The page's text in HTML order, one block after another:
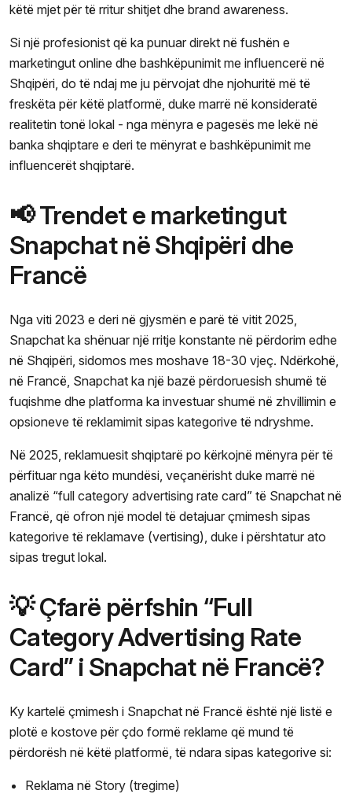
këtë mjet për të rritur shitjet dhe brand awareness.
Si një profesionist që ka punuar direkt në fushën e
marketingut online dhe bashkëpunimit me influencerë në
Shqipëri, do të ndaj me ju përvojat dhe njohuritë më të
freskëta për këtë platformë, duke marrë në konsideratë
realitetin tonë lokal - nga mënyra e pagesës me lekë në
banka shqiptare e deri te mënyrat e bashkëpunimit me
influencerët shqiptarë.
📢 Trendet e marketingut
Snapchat në Shqipëri dhe
Francë
Nga viti 2023 e deri në gjysmën e parë të vitit 2025,
Snapchat ka shënuar një rritje konstante në përdorim edhe
në Shqipëri, sidomos mes moshave 18-30 vjeç. Ndërkohë,
në Francë, Snapchat ka një bazë përdoruesish shumë të
fuqishme dhe platforma ka investuar shumë në zhvillimin e
opsioneve të reklamimit sipas kategorive të ndryshme.
Në 2025, reklamuesit shqiptarë po kërkojnë mënyra për të
përfituar nga këto mundësi, veçanërisht duke marrë në
analizë “full category advertising rate card” të Snapchat në
Francë, që ofron një model të detajuar çmimesh sipas
kategorive të reklamave (vertising), duke i përshtatur ato
sipas tregut lokal.
💡 Çfarë përfshin “Full
Category Advertising Rate
Card” i Snapchat në Francë?
Ky kartelë çmimesh i Snapchat në Francë është një listë e
plotë e kostove për çdo formë reklame që mund të
përdorësh në këtë platformë, të ndara sipas kategorive si:
Reklama në Story (tregime)